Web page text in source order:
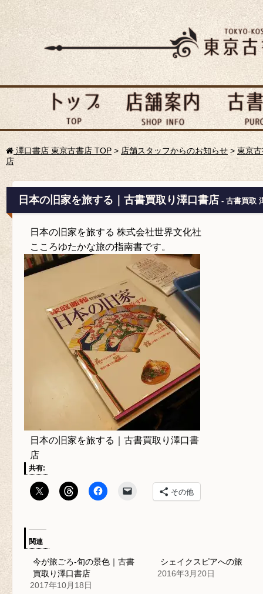
澤口書店 東京古書店 TOP > 店舗スタッフからのお知らせ> 東京
店
日本の旧家を旅する｜古書買取り澤口書店 - 古書買取
日本の旧家を旅する 株式会社世界文化社
こころゆたかな旅の指南書です。
日本の旧家を旅する｜古書買取り澤口書
店
共有:
その他
関連
今が旅ごろ-旬の景色｜古書
買取り澤口書店
2017年10月18日
シェイクスピアへの旅
2016年3月20日